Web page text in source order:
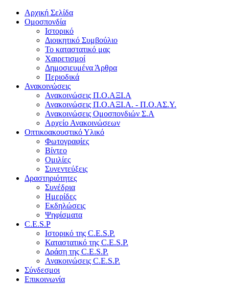
Αρχική Σελίδα
Ομοσπονδία
Ιστορικό
Διοικητικό Συμβούλιο
Το καταστατικό μας
Χαιρετισμοί
Δημοσιευμένα Άρθρα
Περιοδικά
Ανακοινώσεις
Ανακοινώσεις Π.Ο.ΑΞΙ.Α
Ανακοινώσεις Π.Ο.ΑΞΙ.Α. - Π.Ο.ΑΣ.Υ.
Ανακοινώσεις Ομοσπονδιών Σ.Α
Αρχείο Ανακοινώσεων
Οπτικοακουστικό Υλικό
Φωτογραφίες
Βίντεο
Ομιλίες
Συνεντεύξεις
Δραστηριότητες
Συνέδρια
Ημερίδες
Εκδηλώσεις
Ψηφίσματα
C.E.S.P
Ιστορικό της C.E.S.P.
Καταστατικό της C.E.S.P.
Δράση της C.E.S.P.
Ανακοινώσεις C.E.S.P.
Σύνδεσμοι
Επικοινωνία